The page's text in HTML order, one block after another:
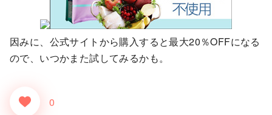
因みに、公式サイトから購入すると最大20％OFFになる
ので、いつかまた試してみるかも。
0